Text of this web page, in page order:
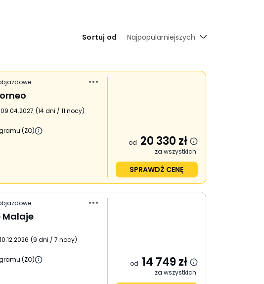
Sortuj od
Najpopularniejszych
(14 dni / 11 nocy)
(ZO)
od 20 330 zł
za wszystkich
SPRAWDŹ CENĘ
Malaje
(9 dni / 7 nocy)
(ZO)
od 14 749 zł
za wszystkich